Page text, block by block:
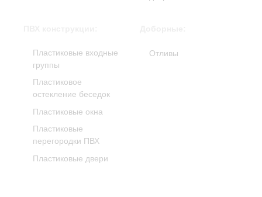
Пластиковые входные
группы
Пластиковое
остекление беседок
Пластиковые окна
Пластиковые
перегородки ПВХ
Пластиковые двери
Отливы